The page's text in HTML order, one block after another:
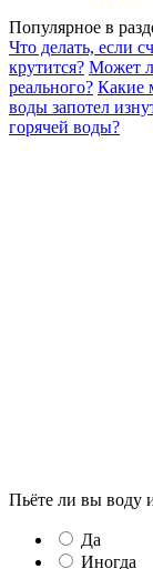
Популярное в
Что делать, если
крутится? Может
реального? Какие
воды запотел
горячей воды?
Пьёте ли вы воду
Да
Иногда